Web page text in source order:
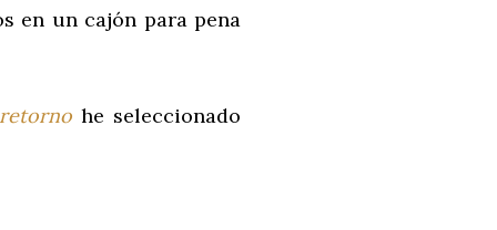
en un cajón para pena
he seleccionado